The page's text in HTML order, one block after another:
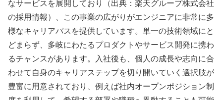
なサービスを展開しており（出典：楽天グループ株式会社
の採用情報）、この事業の広がりがエンジニアに非常に多
様なキャリアパスを提供しています。単一の技術領域にと
どまらず、多岐にわたるプロダクトやサービス開発に携わ
るチャンスがあります。入社後も、個人の成長や志向に合
わせて自身のキャリアステップを切り開いていく選択肢が
豊富に用意されており、例えば社内オープンポジション制